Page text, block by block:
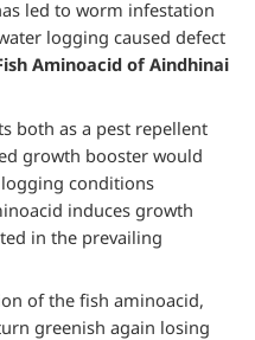
led to worm infestation
logging caused defect
Aminoacid of Aindhinai
both as a pest repellent
growth booster would
conditions
induces growth
in the prevailing
of the fish aminoacid,
greenish again losing